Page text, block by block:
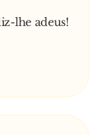
por causa
a minha
pai. Se lhe
lhe adeus!